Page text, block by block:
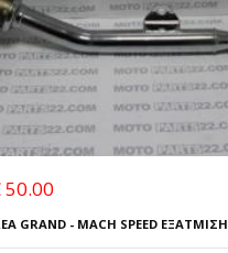
50.00
GRAND - MACH SPEED ΕΞΑΤΜΙΣΗ